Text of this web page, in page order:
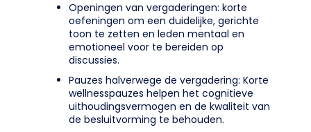
Openingen van vergaderingen: korte
oefeningen om een duidelijke, gerichte
toon te zetten en leden mentaal en
emotioneel voor te bereiden op
discussies.
Pauzes halverwege de vergadering: Korte
wellnesspauzes helpen het cognitieve
uithoudingsvermogen en de kwaliteit van
de besluitvorming te behouden.